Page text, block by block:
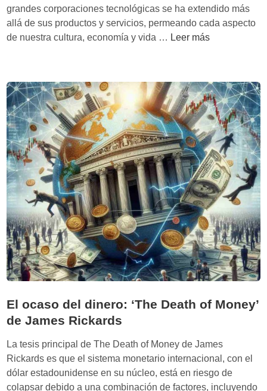
c
i
a
d
e
T
h
o
m
a
s
S
o
w
e
l
l
grandes corporaciones tecnológicas se ha extendido más
allá de sus productos y servicios, permeando cada aspecto
de nuestra cultura, economía y vida … D
m
o
n
o
p
o
l
i
o
t
e
c
n
o
l
g
o
a
Leer más
El ocaso del dinero: ‘The Death of Money’
de James Rickards
La tesis principal de The Death of Money de James
Rickards es que el sistema monetario internacional, con el
dólar estadounidense en su núcleo, está en riesgo de
colapsar debido a una combinación de factores, incluyendo